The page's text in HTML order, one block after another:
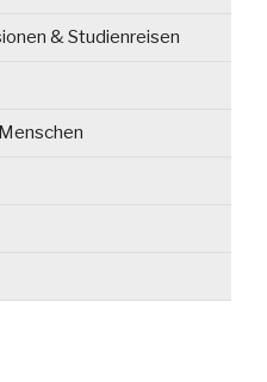
& Studienreisen